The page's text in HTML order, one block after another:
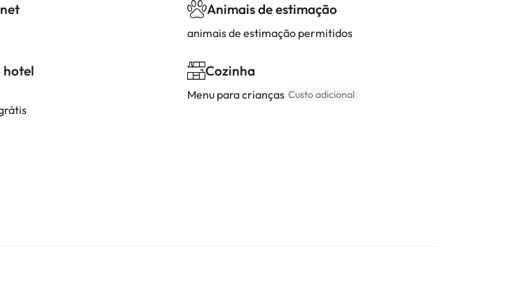
hotel
Animais de estimação
animais de estimação permitidos
Cozinha
Menu para crianças Custo adicional